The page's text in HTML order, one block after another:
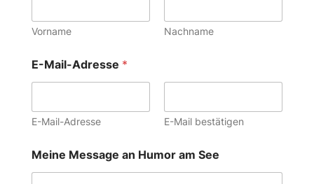
e
i
e
t
…
n
t
e
Vorname Nachname
E-Mail-Adresse *
E-Mail-Adresse E-Mail bestätigen
Meine Message an Humor am See